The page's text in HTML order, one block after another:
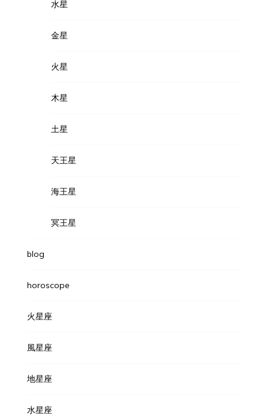
水星
金星
火星
木星
土星
天王星
海王星
冥王星
blog
horoscope
火星座
風星座
地星座
水星座